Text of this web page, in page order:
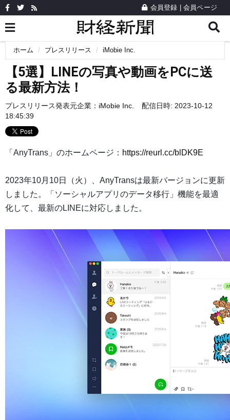
会員登録 会員ページ
ホーム プレスリリース iMobie Inc.
【5選】LINEの写真や動画をPCに送
る最新方法！
プレスリリース発表元企業： iMobie Inc.
配信日時: 2023-10-12
18:45:39
「AnyTrans」のホームページ： https://reurl.cc/blDK9E
2023年10月10日（火）、AnyTransは最新バージョンに更新
しました。「ソーシャルアプリのデータ移行」機能を最適
化して、最新のLINEに対応しました。